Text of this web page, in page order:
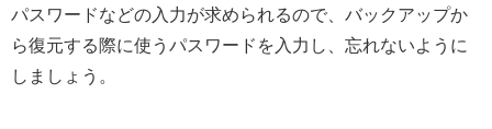
パスワードなどの入力が求められるので、バックアップか
ら復元する際に使うパスワードを入力し、忘れないように
しましょう。